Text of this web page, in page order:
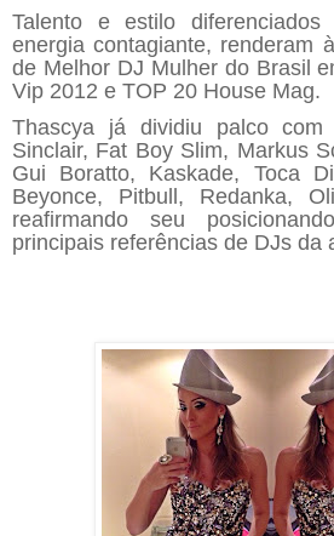
Talento e estilo
energia contagiante, renderam
de Melhor DJ Mulher do Brasil
Vip 2012 e TOP 20 House Mag.
Thascya já dividiu palco
Sinclair, Fat Boy Slim, Markus
Gui Boratto, Kaskade, Toca
Beyonce, Pitbull, Redanka,
reafirmando seu
principais referências de DJs da